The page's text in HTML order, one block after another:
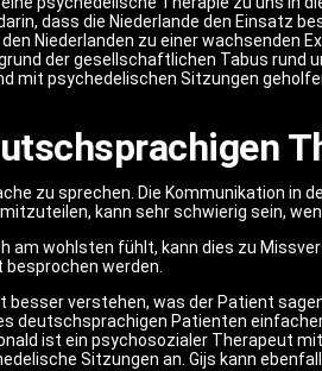
dass die Niederlande den Einsatz
Niederlanden zu einer wachsenden
der gesellschaftlichen Tabus rund
mit psychedelischen Sitzungen
zu sprechen. Die Kommunikation in
kann sehr schwierig sein,
am wohlsten fühlt, kann dies zu
werden.
verstehen, was der Patient
deutschsprachigen Patienten
ist ein psychosozialer Therapeut
Sitzungen an. Gijs kann